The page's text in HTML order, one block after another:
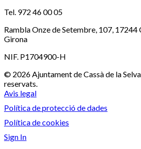
Tel. 972 46 00 05
Rambla Onze de Setembre, 107, 17244
Girona
NIF. P1704900-H
© 2026 Ajuntament de Cassà de la
reservats.
Avis legal
Política de protecció de dades
Política de cookies
Sign In